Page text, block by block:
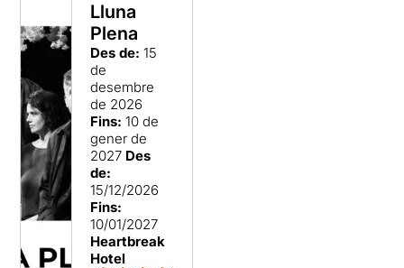
Lluna
Plena
Des de: 15
de
desembre
de 2026
Fins: 10 de
gener de
2027 Des
de:
15/12/2026
Fins:
10/01/2027
Heartbreak
Hotel